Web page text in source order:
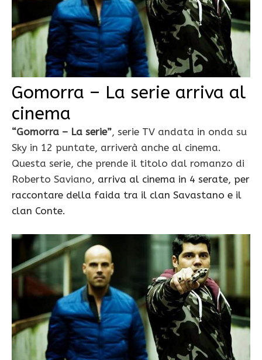
Gomorra – La serie arriva al
cinema
“Gomorra – La serie”, serie TV andata in onda su
Sky in 12 puntate, arriverà anche al cinema.
Questa serie, che prende il titolo dal romanzo di
Roberto Saviano, arriva al cinema in 4 serate, per
raccontare della faida tra il clan Savastano e il
clan Conte.